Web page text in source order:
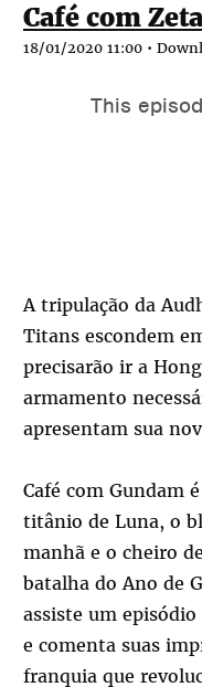
Café com
18/01/2020 11:00 •
A tripulação da
Titans escondem
precisarão ir a
armamento
apresentam sua
Café com Gundam
titânio de Luna, o
manhã e o cheiro
batalha do Ano de
assiste um
e comenta suas
franquia que